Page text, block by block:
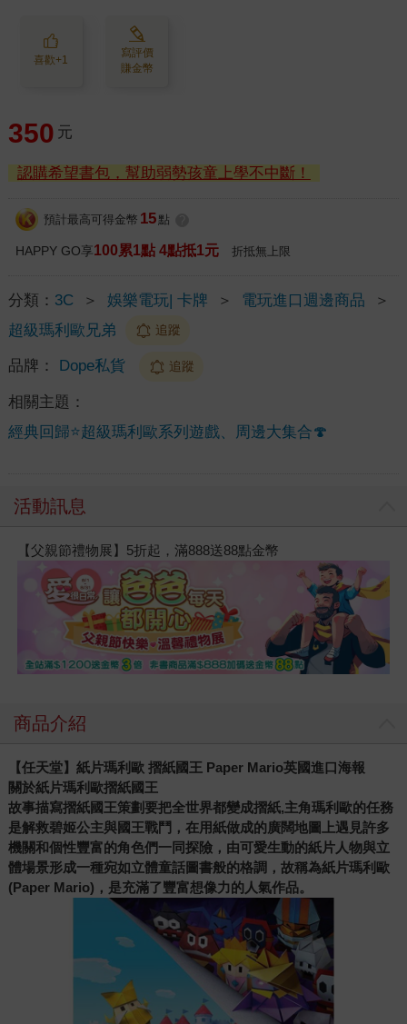
喜歡+1
寫評價
賺金幣
350 元
認購希望書包，幫助弱勢孩童上學不中斷！
預計最高可得金幣 15 點
HAPPY GO享100累1點 4點抵1元 折抵無上限
分類： 3C ＞ 娛樂電玩| 卡牌 ＞ 電玩進口週邊商品
＞
超級瑪利歐兄弟
追蹤
品牌： Dope私貨 追蹤
相關主題：
經典回歸⭐超級瑪利歐系列遊戲、周邊大集合🍄
活動訊息
【父親節禮物展】5折起，滿888送88點金幣
商品介紹
【任天堂】紙片瑪利歐 摺紙國王 Paper Mario英國進口海報
關於紙片瑪利歐摺紙國王
故事描寫摺紙國王策劃要把全世界都變成摺紙,主角瑪利歐的任務
是解救碧姬公主與國王戰鬥，在用紙做成的廣闊地圖上遇見許多
機關和個性豐富的角色們一同探險，由可愛生動的紙片人物與立
體場景形成一種宛如立體童話圖書般的格調，故稱為紙片瑪利歐
(Paper Mario)，是充滿了豐富想像力的人氣作品。